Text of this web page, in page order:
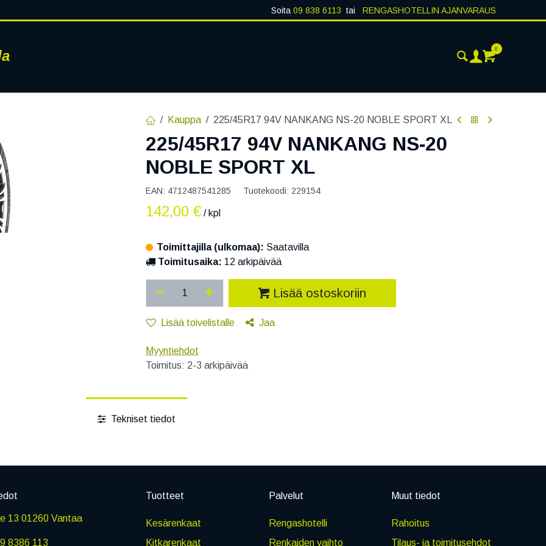
Soita 09 838 6113 tai RENGASHOTELLIN AJANVARAUS
RENKAAT
0
Kauppa 225/45R17 94V NANKANG NS-20 NOBLE SPORT XL
225/45R17 94V NANKANG NS-20
NOBLE SPORT XL
EAN: 4712487541285 Tuotekoodi: 229154
142,00 € / kpl
Toimittajilla (ulkomaa): Saatavilla
Toimitusaika: 12 arkipäivää
Lisää ostoskoriin
Lisää toivelistalle Jaa
Myyntiehdot
Toimitus: 2-3 arkipäivää
Tekniset tiedot
13 01260 Vantaa
8386 113
Tuotteet
Kesärenkaat
Kitkarenkaat
Palvelut
Rengashotelli
Renkaiden vaihto
Muut tiedot
Rahoitus
Tilaus- ja toimitusehdot